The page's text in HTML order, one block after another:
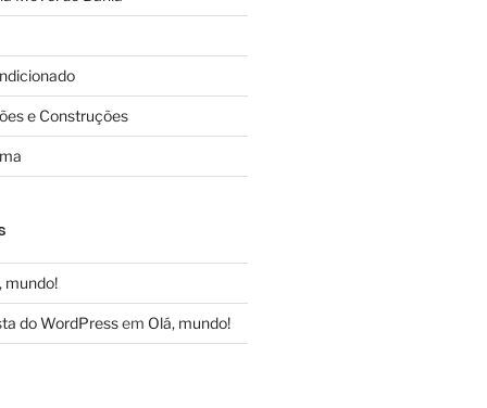
e Construções
mundo!
do WordPressem Olá, mundo!